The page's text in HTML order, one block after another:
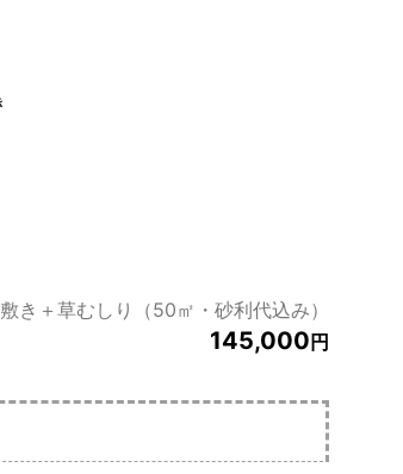
き＋草むしり（50㎡・砂利代込み）
145,000 円